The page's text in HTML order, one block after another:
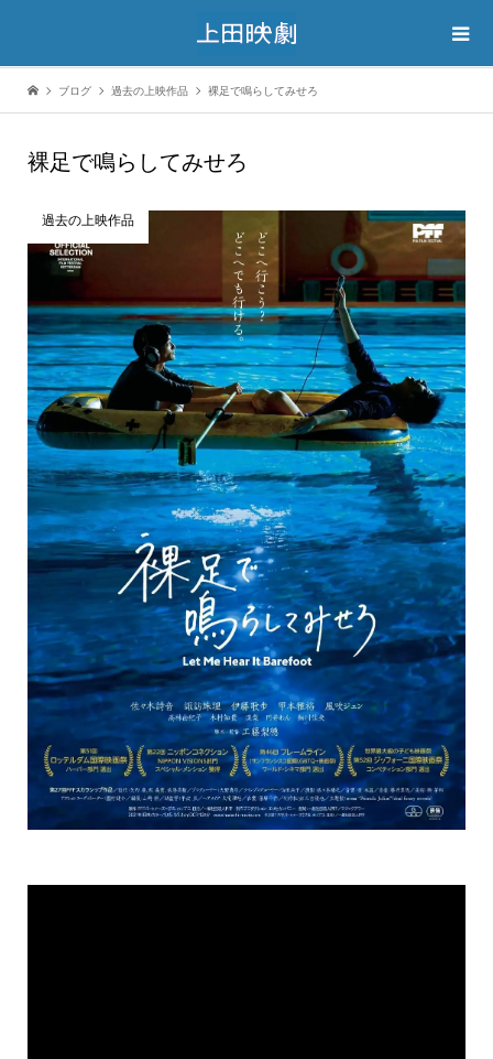
ブログ 過去の上映作品 裸足で鳴らしてみせろ
裸足で鳴らしてみせろ
過去の上映作品